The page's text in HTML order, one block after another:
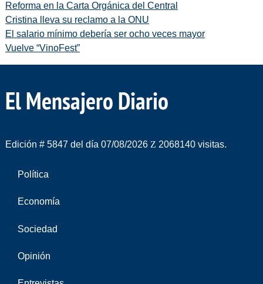
Reforma en la Carta Orgánica del Central
Cristina lleva su reclamo a la ONU
El salario mínimo debería ser ocho veces mayor
Vuelve “VinoFest”
El Mensajero Diario
Edición # 5847 del día 07/08/2026 2068140 visitas.
Política
Economía
Sociedad
Opinión